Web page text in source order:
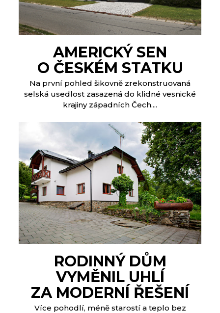
AMERICKÝ SEN
O ČESKÉM STATKU
Na první pohled šikovně zrekonstruovaná
selská usedlost zasazená do klidné vesnické
krajiny západních Čech....
RODINNÝ DŮM
VYMĚNIL UHLÍ
ZA MODERNÍ ŘEŠENÍ
Více pohodlí, méně starostí a teplo bez